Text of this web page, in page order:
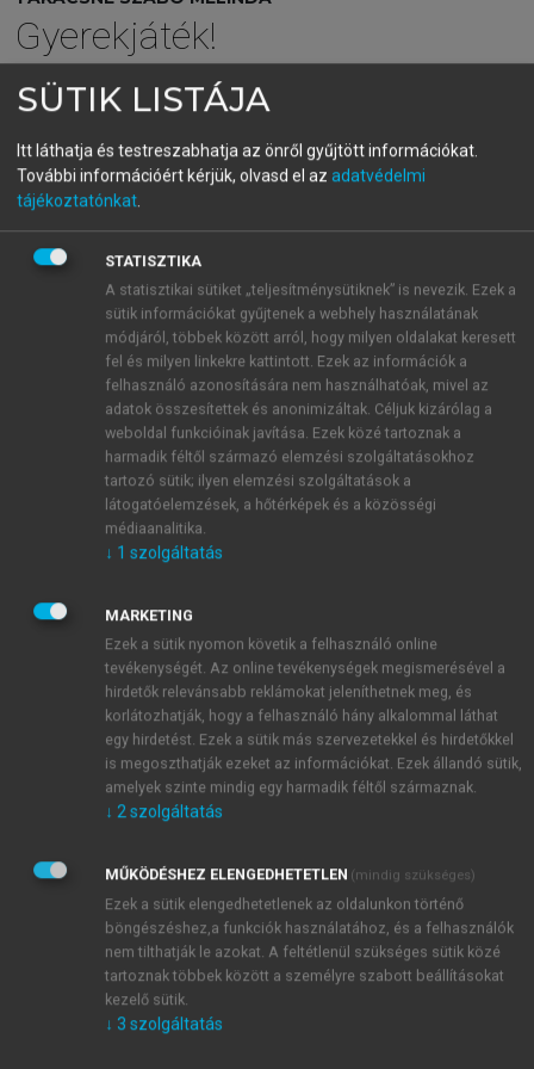
Gyerekjáték!
óvodásoknak
menu_book OLVASÁS
3.1. Kognitív és affektív
jellemzők
Tapasztalatok azt mutatják, hogy a tehetséges
gyermekek eltérő viselkedést mutatnak már a fejlődés
korai szakaszában. Hamarabb el tudnak sajátítani pl.
matematikai rendszereket, kiválóan bánnak a
betűkkel és a számokkal, gyakran bonyolultabb
matematikai analitikus és összegző megjegyzéseket
tesznek. Jó koncentrációs képességekkel
problémára összpontosítani, vagy akár egyszerre
több dologgal foglalkozni.
Nagy kapacitású, jól felépített memóriájuk által,
részletesen megjegyzik az eseményeket, tényeket, és
képesek hosszabb ideig tárolni azokat. Pszichológiai
szempontból általában megelőzik biológiai korukat.
Korai nyelvfejlődés is tapasztalható. A
tehetséges gyermekek gazdagabb szókinccsel
ismernek, ezek meg is mutatkoznak beszédükben,
gyakran korukat meghaladó nyelvi formulákat
használnak.
Feltűnő vágyakozásuk a világ megismerése,
megértése iránt. Szívesebben dolgoznak egyedül, így
elmélyülhetnek a problémában. Kíváncsiság,
tudásvágy jellemzi őket. Gyakran állnak elő egyedi
SÜTIK LISTÁJA
Itt láthatja és testreszabhatja az önről gyűjtött információkat.
További információért kérjük, olvasd el az adatvédelmi
tájékoztatónkat.
STATISZTIKA
A statisztikai sütiket „teljesítménysütiknek” is nevezik. Ezek a
sütik információkat gyűjtenek a webhely használatának
módjáról, többek között arról, hogy milyen oldalakat keresett
fel és milyen linkekre kattintott. Ezek az információk a
felhasználó azonosítására nem használhatóak, mivel az
adatok összesítettek és anonimizáltak. Céljuk kizárólag a
weboldal funkcióinak javítása. Ezek közé tartoznak a
harmadik féltől származó elemzési szolgáltatásokhoz
tartozó sütik; ilyen elemzési szolgáltatások a
látogatóelemzések, a hőtérképek és a közösségi
médiaanalitika.
↓ 1 szolgáltatás
MARKETING
Ezek a sütik nyomon követik a felhasználó online
tevékenységét. Az online tevékenységek megismerésével a
hirdetők relevánsabb reklámokat jeleníthetnek meg, és
korlátozhatják, hogy a felhasználó hány alkalommal láthat
egy hirdetést. Ezek a sütik más szervezetekkel és hirdetőkkel
is megoszthatják ezeket az információkat. Ezek állandó sütik,
amelyek szinte mindig egy harmadik féltől származnak.
↓ 2szolgáltatás
MŰKÖDÉSHEZ ELENGEDHETETLEN (mindig szükséges)
Ezek a sütik elengedhetetlenek az oldalunkon történő
böngészéshez,a funkciók használatához, és a felhasználók
nem tilthatják le azokat. A feltétlenül szükséges sütik közé
tartoznak többek között a személyre szabott beállításokat
kezelő sütik.
↓ 3 szolgáltatás